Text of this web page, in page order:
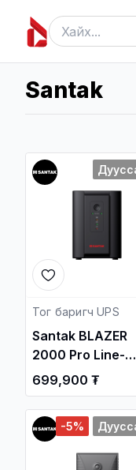
Santak
Тог баригч UPS
Santak BLAZER
2000 Pro Line-
interactive
2000VA/1200W
/ Тог Баригч
699,900 ₮
-5%